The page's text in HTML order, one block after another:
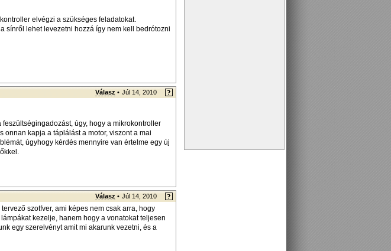
elvégzi a szükséges feladatokat.
sínről lehet levezetni hozzá így nem kell bedrótozni
Válasz • Júl 14, 2010
úgy, hogy a mikrokontroller
kapja a táplálást a motor, viszont a mai
úgyhogy kérdés mennyire van értelme egy új
Válasz • Júl 14, 2010
szotfver, ami képes nem csak arra, hogy
kezelje, hanem hogy a vonatokat teljesen
egy szerelvényt amit mi akarunk vezetni, és a